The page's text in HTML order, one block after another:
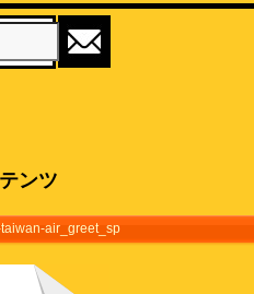
ンツ
taiwan-air_greet_sp